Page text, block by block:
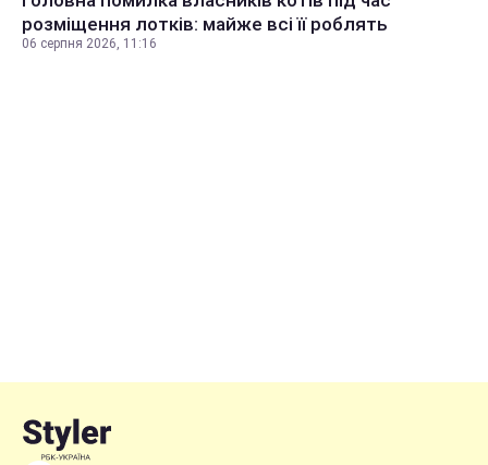
розміщення лотків: майже всі її роблять
06 серпня 2026, 11:16